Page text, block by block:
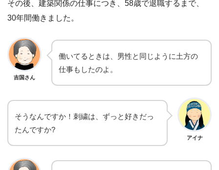
その後、建築関係の仕事につき、58歳で退職するまで、
30年間働きました。
吉国さん
働いてるときは、男性と同じように土方の
仕事もしたのよ。
アイナ
そうなんですか！刺繍は、ずっと好きだっ
たんですか?